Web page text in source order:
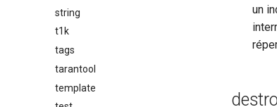
string
t1k
tags
tarantool
template
un